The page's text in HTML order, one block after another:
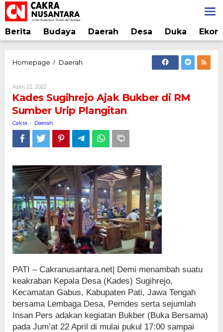
Lewati
ke
konten
Berita Budaya Daerah Desa Duka
Homepage / Daerah
Bukber
di
RM
Urip
Plangitan
April 22, 2022
Cakra
Kades Sugihrejo Ajak Bukber di RM
Sumber Urip Plangitan
Cakra - Daerah
PATI – Cakranusantara.net| Demi menambah suatu
keakraban Kepala Desa (Kades) Sugihrejo,
Kecamatan Gabus, Kabupaten Pati, Jawa Tengah
bersama Lembaga Desa, Pemdes serta sejumlah
Insan Pers adakan kegiatan Bukber (Buka Bersama)
pada Jum’at 22 April di mulai pukul 17:00 sampai